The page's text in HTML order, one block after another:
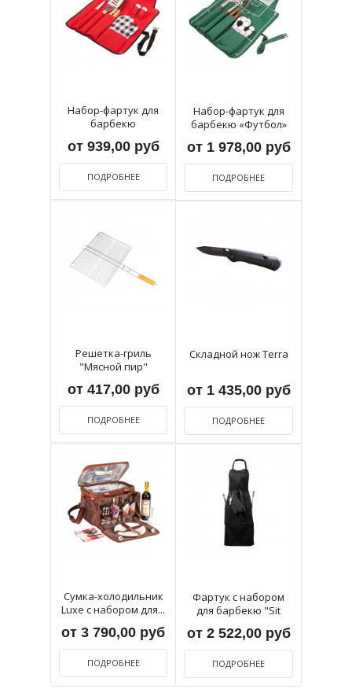
Набор-фартук для
барбекю
от 939,00 руб
ПОДРОБНЕЕ
Набор-фартук для
барбекю «Футбол»
от 1 978,00 руб
ПОДРОБНЕЕ
Решетка-гриль
"Мясной пир"
от 417,00 руб
ПОДРОБНЕЕ
Складной нож Terra
от 1 435,00 руб
ПОДРОБНЕЕ
Сумка-холодильник
Luxe с набором для...
от 3 790,00 руб
ПОДРОБНЕЕ
Фартук с набором
для барбекю "Sit
от 2 522,00 руб
ПОДРОБНЕЕ